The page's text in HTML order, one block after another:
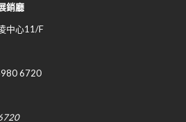
銷廳
中心11/F
6720